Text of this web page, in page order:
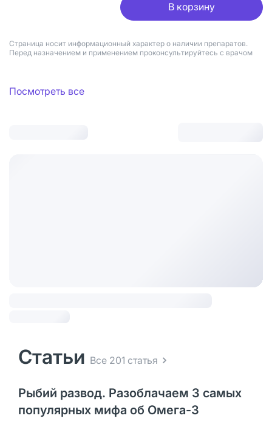
В корзину
Страница носит информационный характер о наличии препаратов.
Перед назначением и применением проконсультируйтесь с врачом
Посмотреть все
Статьи Все 201 статья
Рыбий развод. Разоблачаем 3 самых
популярных мифа об Омега-3